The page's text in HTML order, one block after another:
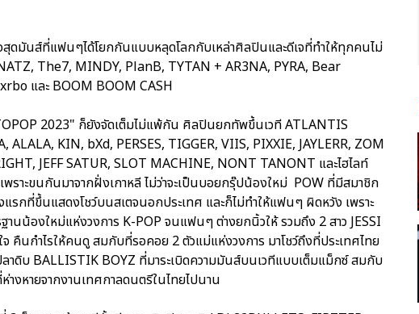
สุดมันส์ที่แฟนๆได้โยกกันแบบหลุดโลกกับเหล่าศิลปินและดีเจที่ทำให้ทุกคนไม่
The7, MINDY, PlanB, TYTAN + AR3NA, PYRA, Bear
และ BOOM BOOM CASH
2023" ก็ยังจัดเต็มไม่แพ้กัน ศิลปินยกทัพขึ้นเวที ATLANTIS
KIN, bXd, PERSES, TIGGER, VIIS, PIXXIE, JAYLERR, ZOM
JEFF SATUR, SLOT MACHINE, NONT TANONT และไฮไลท์
าะขนกันมาจากฝั่งเกาหลี ไม่ว่าจะเป็นบอยกรุ๊ปน้องใหม่ POW ที่มีสมาชิก
แรกที่ขึ้นแสดงโชว์บนสเตจนอกประเทศ และก็ไม่ทำให้แฟนๆ ผิดหวัง เพราะ
านน้องใหม่แห่งวงการ K-POP จนแฟนๆ ต่างยกนิ้วให้ รวมถึง 2 สาว JESSI
คืนกำไรให้คนดู สมกับที่รอคอย 2 ตัวแม่แห่งวงการ มาโชว์ถึงที่ประเทศไทย
บ BALLISTIK BOYZ ที่มาระเบิดความมันส์บนเวทีแบบเต็มแม็กซ์ สมกับ
หายจากงานเทศกาลดนตรีในไทยไปนาน